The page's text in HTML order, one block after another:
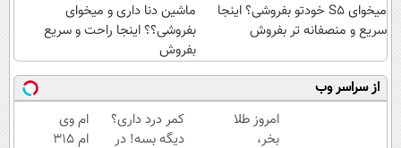
میخوای S5 خودتو بفروشی؟ اینجا
سریع و منصفانه تر بفروش
ماشین دنا داری و میخوای
بفروشی؟؟ اینجا راحت و سریع
بفروش
از سراسر وب
امروز طلا
بخر،
کمر درد داری؟
دیگه بسه! در
ام وی
ام 315